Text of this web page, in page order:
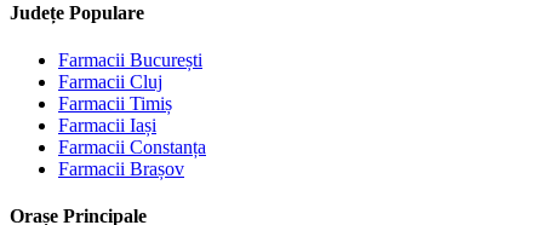
Județe Populare
Farmacii București
Farmacii Cluj
Farmacii Timiș
Farmacii Iași
Farmacii Constanța
Farmacii Brașov
Orașe Principale